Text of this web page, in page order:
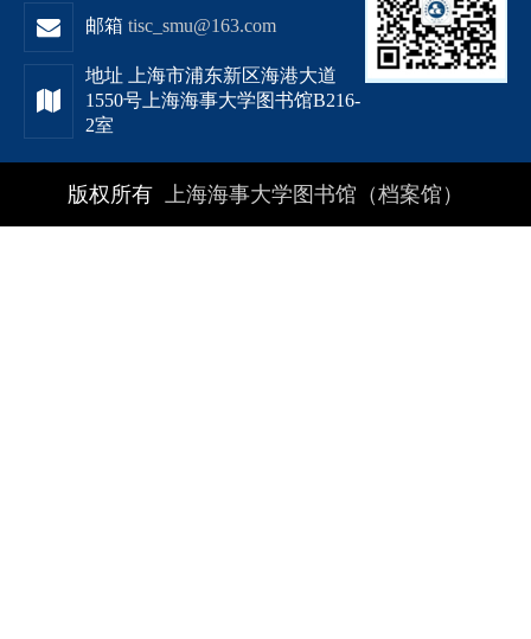
邮箱 tisc_smu@163.com
地址 上海市浦东新区海港大道
1550号上海海事大学图书馆B216-
2室
版权所有 上海海事大学图书馆（档案馆）